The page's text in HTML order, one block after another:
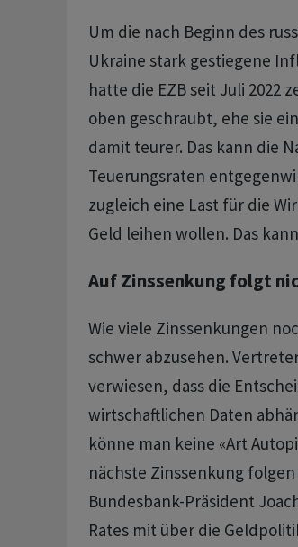
Um die nach Beginn des
Ukraine stark gestiegene
hatte die EZB seit Juli 2022
oben geschraubt, ehe sie
damit teurer. Das kann die
Teuerungsraten
zugleich eine Last für die
Geld leihen wollen. Das
Auf Zinssenkung folgt
Wie viele Zinssenkungen
schwer abzusehen.
verwiesen, dass die
wirtschaftlichen Daten
könne man keine «Art
nächste Zinssenkung
Bundesbank-Präsident
Rates mit über die